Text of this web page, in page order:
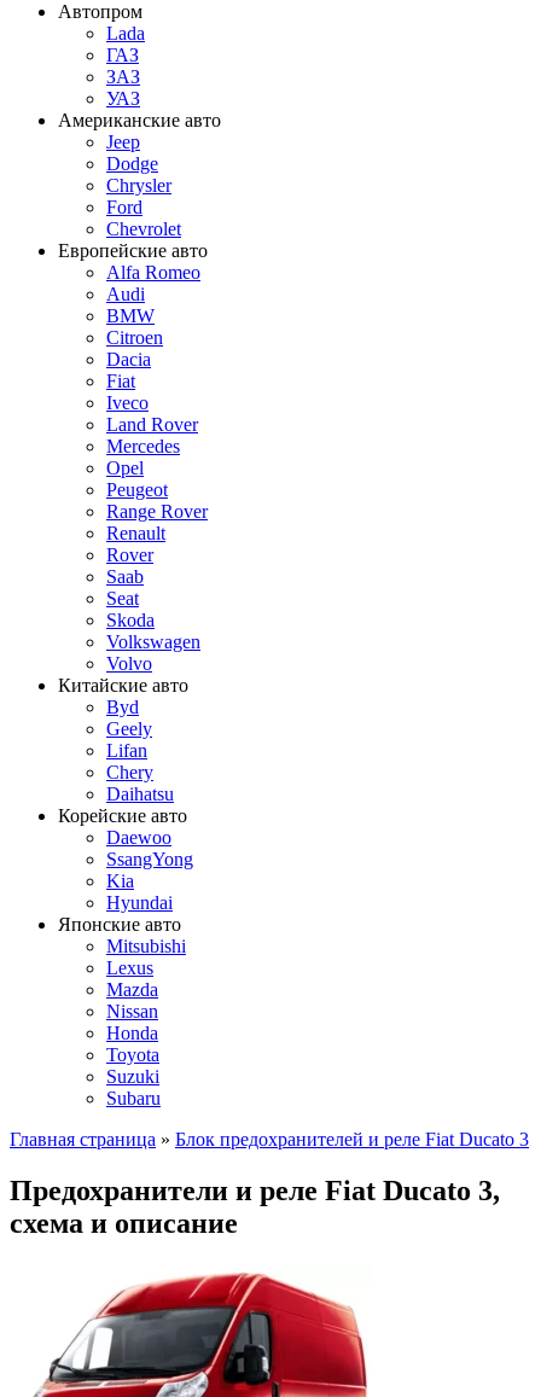
Автопром
Lada
ГАЗ
ЗАЗ
УАЗ
Американские авто
Jeep
Dodge
Chrysler
Ford
Chevrolet
Европейские авто
Alfa Romeo
Audi
BMW
Citroen
Dacia
Fiat
Iveco
Land Rover
Mercedes
Opel
Peugeot
Range Rover
Renault
Rover
Saab
Seat
Skoda
Volkswagen
Volvo
Китайские авто
Byd
Geely
Lifan
Chery
Daihatsu
Корейские авто
Daewoo
SsangYong
Kia
Hyundai
Японские авто
Mitsubishi
Lexus
Mazda
Nissan
Honda
Toyota
Suzuki
Subaru
Главная страница » Блок предохранителей и реле Fiat Ducato 3
Предохранители и реле Fiat Ducato 3,
схема и описание